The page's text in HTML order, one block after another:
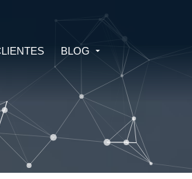
SALUD Y
E IA
BLOG